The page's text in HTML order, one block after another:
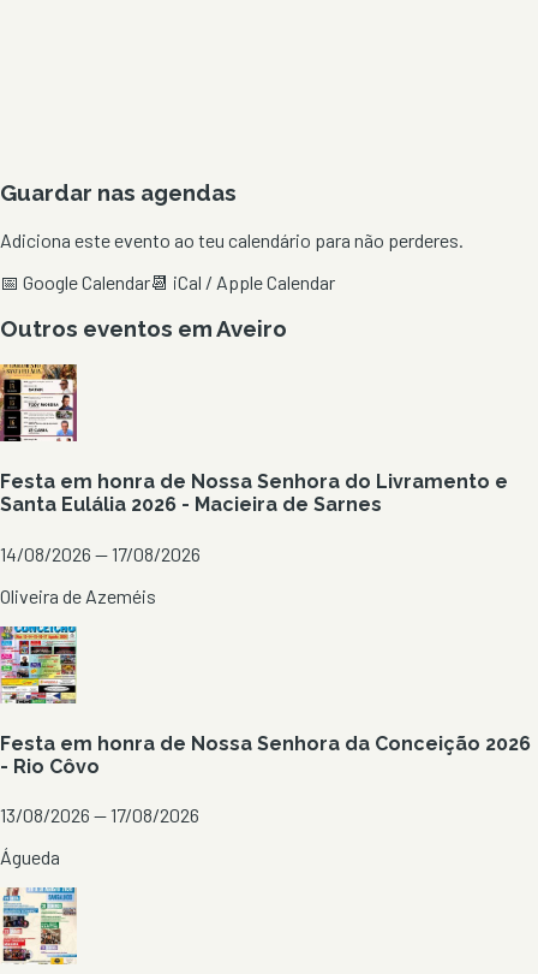
Guardar nas agendas
Adiciona este evento ao teu calendário para não perderes.
📅 Google Calendar📆 iCal / Apple Calendar
Outros eventos emAveiro
Festa em honra de Nossa Senhora do Livramento e
Santa Eulália 2026 - Macieira de Sarnes
14/08/2026 — 17/08/2026
Oliveira de Azeméis
Festa em honra de Nossa Senhora da Conceição 2026
- Rio Côvo
13/08/2026 — 17/08/2026
Águeda